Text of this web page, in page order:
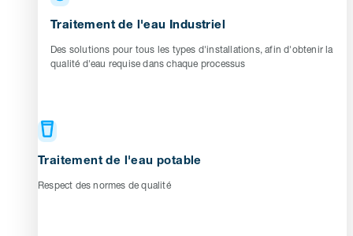
Traitement de l'eau Industriel
Des solutions pour tous les types d'installations, afin d'obtenir la
qualité d'eau requise dans chaque processus
Traitement de l'eau potable
Respect des normes de qualité